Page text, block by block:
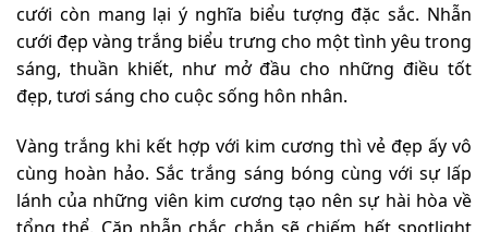
cưới còn mang lại ý nghĩa biểu tượng đặc sắc. Nhẫn
cưới đẹp vàng trắng biểu trưng cho một tình yêu trong
sáng, thuần khiết, như mở đầu cho những điều tốt
đẹp, tươi sáng cho cuộc sống hôn nhân.
Vàng trắng khi kết hợp với kim cương thì vẻ đẹp ấy vô
cùng hoàn hảo. Sắc trắng sáng bóng cùng với sự lấp
lánh của những viên kim cương tạo nên sự hài hòa về
tổng thể. Cặp nhẫn chắc chắn sẽ chiếm hết spotlight